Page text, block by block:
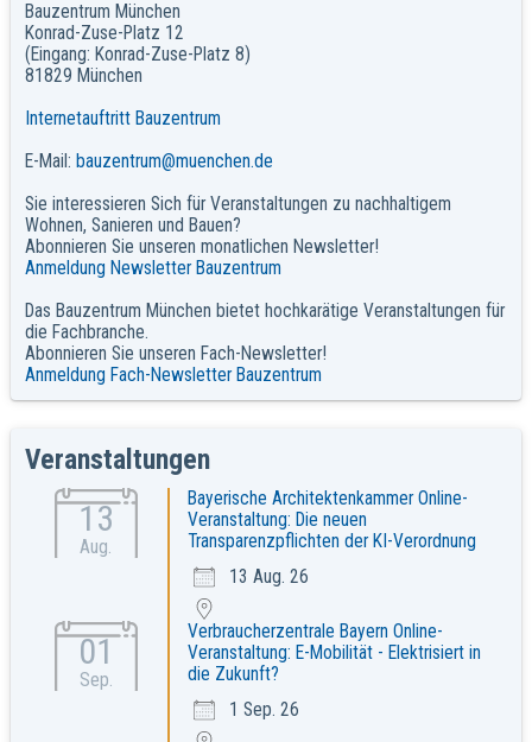
Bauzentrum München
Konrad-Zuse-Platz 12
(Eingang: Konrad-Zuse-Platz 8)
81829 München
Internetauftritt Bauzentrum
E-Mail: bauzentrum@muenchen.de
Sie interessieren Sich für Veranstaltungen zu nachhaltigem
Wohnen, Sanieren und Bauen?
Abonnieren Sie unseren monatlichen Newsletter!
Anmeldung Newsletter Bauzentrum
Das Bauzentrum München bietet hochkarätige Veranstaltungen für
die Fachbranche.
Abonnieren Sie unseren Fach-Newsletter!
Anmeldung Fach-Newsletter Bauzentrum
Veranstaltungen
13
Aug.
Bayerische Architektenkammer Online-
Veranstaltung: Die neuen
Transparenzpflichten der KI-Verordnung
13 Aug. 26
01
Sep.
Verbraucherzentrale Bayern Online-
Veranstaltung: E-Mobilität - Elektrisiert in
die Zukunft?
1 Sep. 26